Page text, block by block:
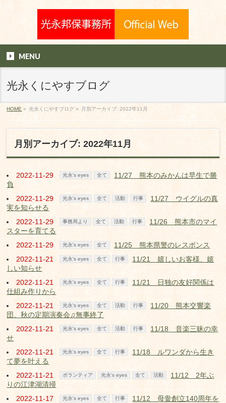
MENU
光永くにやすブログ
HOME » 光永くにやすブログ » 月別アーカイブ: 2022年11月
月別アーカイブ: 2022年11月
2022-11-29 光永's eyes 全て
11/27 熊本のみかんは早生で勝
負
2022-11-29
光永's eyes 全て 活動 行事
11/27 ウイグルの真
実を知らせる
2022-11-29
事務局より 全て 活動 行事
11/26 熊本市のマイ
スターを育てる
2022-11-29
光永's eyes 全て
11/25 熊本県警のレスポンス
2022-11-21
光永's eyes 全て 行事
11/21 嬉しいお客様、嬉
しい知らせ
2022-11-21
光永's eyes 全て 行事
11/21 日独の友好関係は
仕組み作りから
2022-11-21
光永's eyes 全て 活動 行事
11/20 熊本交響楽
団、秋の定期演奏会♫無事終了
2022-11-21
光永's eyes 全て 活動 行事
11/18 音楽三昧の幸
せ
2022-11-21
光永's eyes 全て 行事
11/18 ルワンダから生き
て夢を叶える
2022-11-21
ボランティア 光永's eyes 全て 活動
11/12 2年ぶ
りの江津湖清掃
2022-11-17
光永's eyes 全て 行事
11/12 母黌創立140周年を